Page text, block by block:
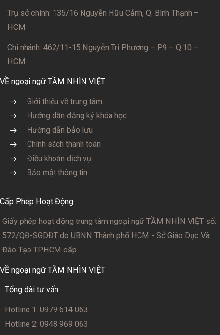
Trụ sở chính: 135/16 Nguyễn Hữu Cảnh, Q. Bình Thạnh –
HCM
Chi nhánh: 462/11-15 Nguyễn Tri Phương – P.9 – Q.10 –
HCM
VỀ ngoại ngữ TẦM NHÌN VIỆT
Giới thiệu về trung tâm
Hướng dẫn đăng ký khóa học
Hướng dẫn bảo lưu
Chính sách thanh toán
Điều khoản dịch vụ
Bảo mật thông tin
Cấp Phép Hoạt Động
Giấy phép hoạt động trung tâm ngoại ngữ TẦM NHÌN VIỆT số:
572/QĐ-SGDĐT do UBNN Thành phố HCM - Sở Giáo Dục Và
Đào Tạo TPHCM cấp.
VỀ ngoại ngữ TẦM NHÌN VIỆT
Tổng đài tư vấn
Hotline 1: 0979 614 063
Hotline 2: 0948 969 063